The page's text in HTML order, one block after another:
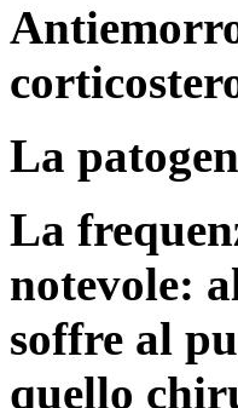
La
La
notevole:
soffre al
quello